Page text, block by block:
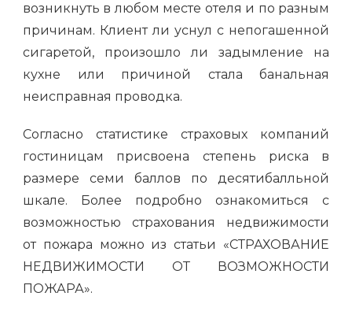
возникнуть в любом месте отеля и по разным
причинам. Клиент ли уснул с непогашенной
сигаретой, произошло ли задымление на
кухне или причиной стала банальная
неисправная проводка.
Согласно статистике страховых компаний
гостиницам присвоена степень риска в
размере семи баллов по десятибалльной
шкале. Более подробно ознакомиться с
возможностью страхования недвижимости
от пожара можно из статьи «СТРАХОВАНИЕ
НЕДВИЖИМОСТИ ОТ ВОЗМОЖНОСТИ
ПОЖАРА».